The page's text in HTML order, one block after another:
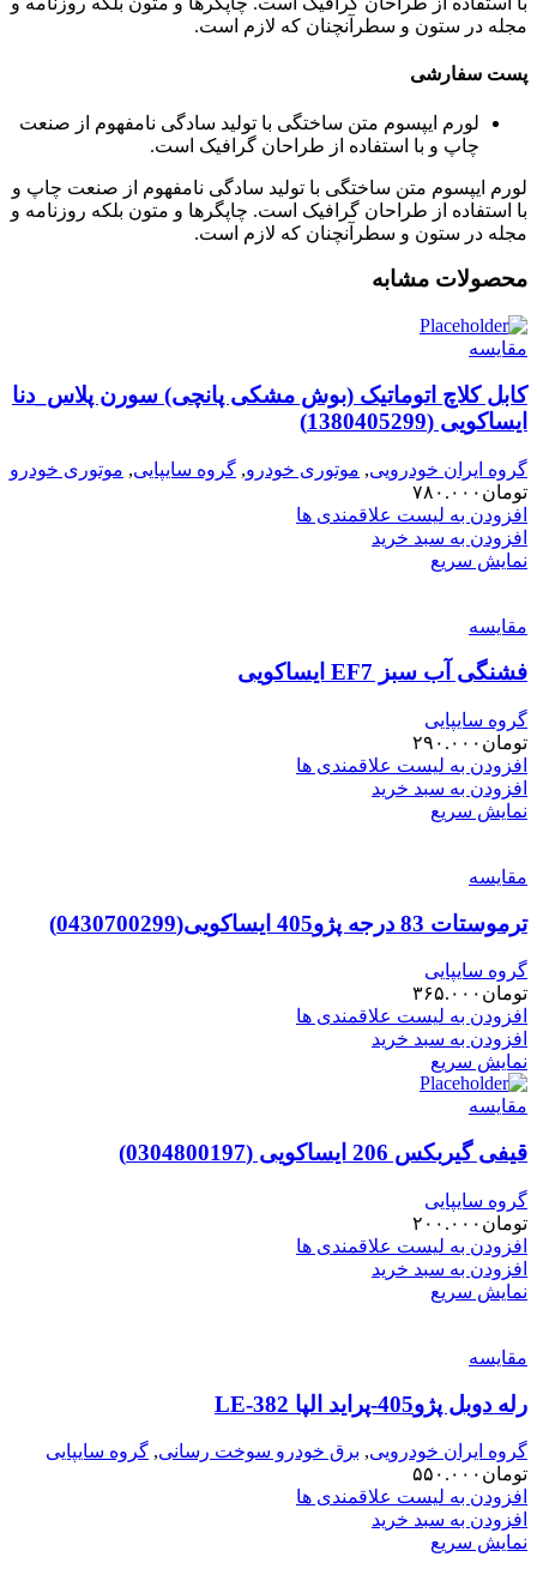
مجله در ستون و سطرآنچنان که لازم است.
پست سفارشی
لورم ایپسوم متن ساختگی با تولید سادگی نامفهوم از صنعت
چاپ و با استفاده از طراحان گرافیک است.
لورم ایپسوم متن ساختگی با تولید سادگی نامفهوم از صنعت چاپ و
با استفاده از طراحان گرافیک است. چاپگرها و متون بلکه روزنامه و
مجله در ستون و سطرآنچنان که لازم است.
محصولات مشابه
مقایسه
کابل کلاچ اتوماتیک (بوش مشکی پانچی) سورن پلاس_دنا
ایساکویی (1380405299)
گروه ایران خودرویی, موتوری خودرو, گروه سایپایی, موتوری خودرو
تومان ۷۸۰.۰۰۰
افزودن به لیست علاقمندی ها
افزودن به سبد خرید
نمایش سریع
مقایسه
فشنگی آب سبز EF7 ایساکویی
گروه سایپایی
تومان ۲۹۰.۰۰۰
افزودن به لیست علاقمندی ها
افزودن به سبد خرید
نمایش سریع
مقایسه
ترموستات 83 درجه پژو405 ایساکویی(0430700299)
گروه سایپایی
تومان ۳۶۵.۰۰۰
افزودن به لیست علاقمندی ها
افزودن به سبد خرید
نمایش سریع
مقایسه
قیفی گیربکس 206 ایساکویی (0304800197)
گروه سایپایی
تومان ۲۰۰.۰۰۰
افزودن به لیست علاقمندی ها
افزودن به سبد خرید
نمایش سریع
مقایسه
رله دوبل پژو405-پراید الپا LE-382
گروه ایران خودرویی, برق خودرو سوخت رسانی, گروه سایپایی
تومان ۵۵۰.۰۰۰
افزودن به لیست علاقمندی ها
افزودن به سبد خرید
نمایش سریع